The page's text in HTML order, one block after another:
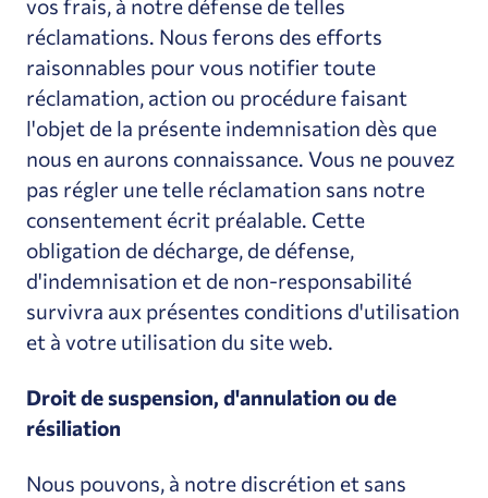
vos frais, à notre défense de telles
réclamations. Nous ferons des efforts
raisonnables pour vous notifier toute
réclamation, action ou procédure faisant
l'objet de la présente indemnisation dès que
nous en aurons connaissance. Vous ne pouvez
pas régler une telle réclamation sans notre
consentement écrit préalable. Cette
obligation de décharge, de défense,
d'indemnisation et de non-responsabilité
survivra aux présentes conditions d'utilisation
et à votre utilisation du site web.
Droit de suspension, d'annulation ou de
résiliation
Nous pouvons, à notre discrétion et sans